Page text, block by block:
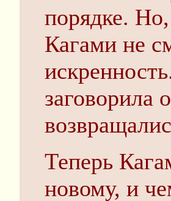
порядке.
Кагами не
заговорила
Теперь
новому, и